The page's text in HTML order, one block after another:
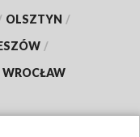
OLSZTYN /
/
WROCŁAW